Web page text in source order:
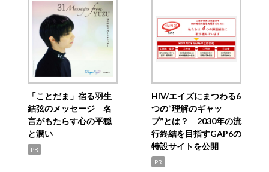
「ことだま」宿る羽生
結弦のメッセージ 名
言がもたらす心の平穏
と潤い
PR
HIV/エイズにまつわる6
つの“理解のギャッ
プ”とは？ 2030年の流
行終結を目指すGAP6の
特設サイトを公開
PR